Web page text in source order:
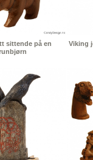
sittende på en
Viking